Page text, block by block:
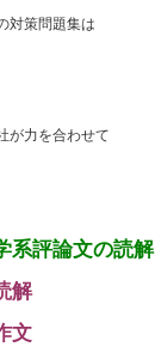
対策問題集は
が力を合わせて
系評論文の読解
解
文